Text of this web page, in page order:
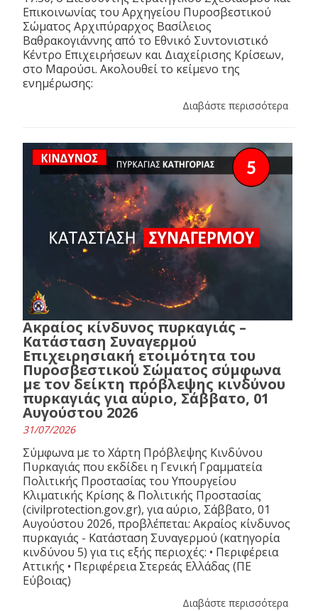
Επικοινωνίας του Αρχηγείου Πυροσβεστικού
Σώματος Αρχιπύραρχος Βασίλειος
Βαθρακογιάννης από το Εθνικό Συντονιστικό
Κέντρο Επιχειρήσεων και Διαχείρισης Κρίσεων,
στο Μαρούσι. Ακολουθεί το κείμενο της
ενημέρωσης:
Διαβάστε περισσότερα
Ακραίος κίνδυνος πυρκαγιάς –
Κατάσταση Συναγερμού
Επιχειρησιακή ετοιμότητα του
Πυροσβεστικού Σώματος σύμφωνα
με τον δείκτη πρόβλεψης κινδύνου
πυρκαγιάς για αύριο, Σάββατο, 01
Αυγούστου 2026
31/07/2026
Σύμφωνα με το Χάρτη Πρόβλεψης Κινδύνου
Πυρκαγιάς που εκδίδει η Γενική Γραμματεία
Πολιτικής Προστασίας του Υπουργείου
Κλιματικής Κρίσης & Πολιτικής Προστασίας
(civilprotection.gov.gr), για αύριο, Σάββατο, 01
Αυγούστου 2026, προβλέπεται: Ακραίος κίνδυνος
πυρκαγιάς - Κατάσταση Συναγερμού (κατηγορία
κινδύνου 5) για τις εξής περιοχές: • Περιφέρεια
Αττικής • Περιφέρεια Στερεάς Ελλάδας (ΠΕ
Εύβοιας)
Διαβάστε περισσότερα